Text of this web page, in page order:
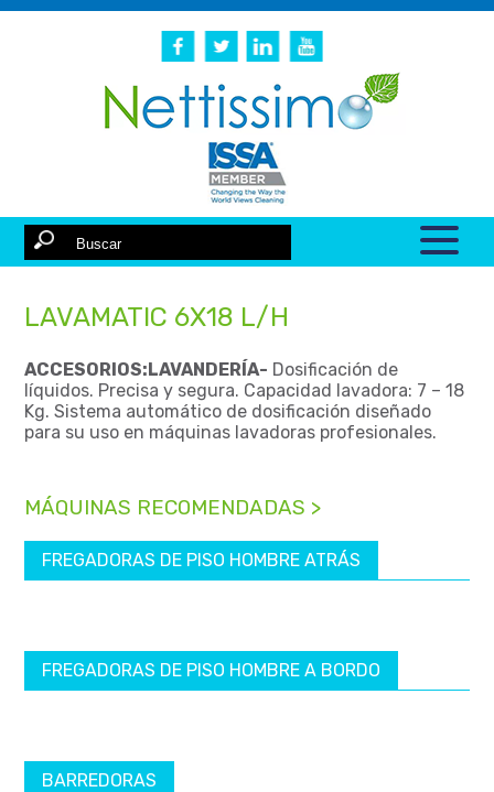
LAVAMATIC 6X18 L/H
ACCESORIOS:LAVANDERÍA- Dosificación de
líquidos. Precisa y segura. Capacidad lavadora: 7 – 18
Kg. Sistema automático de dosificación diseñado
para su uso en máquinas lavadoras profesionales.
MÁQUINAS RECOMENDADAS >
FREGADORAS DE PISO HOMBRE ATRÁS
FREGADORAS DE PISO HOMBRE A BORDO
BARREDORAS